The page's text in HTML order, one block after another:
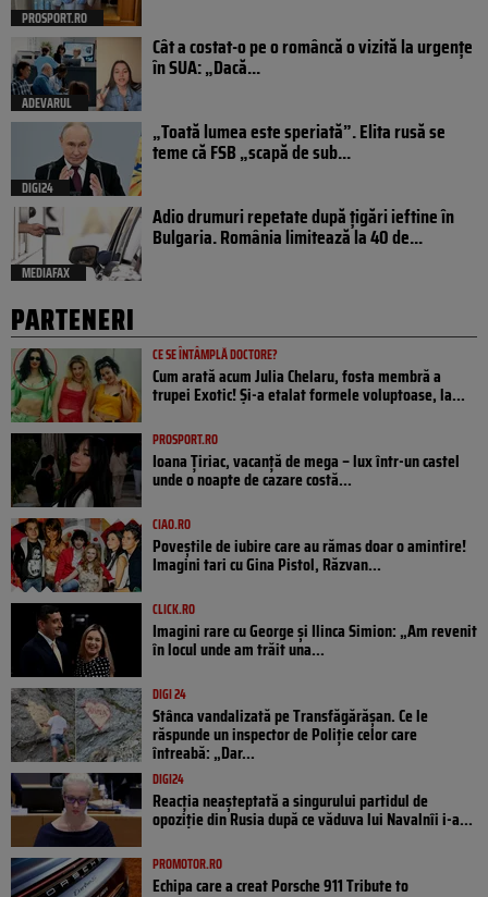
PROSPORT.RO
ADEVARUL
Cât a costat-o pe o româncă o vizită la urgențe
în SUA: „Dacă...
DIGI24
„Toată lumea este speriată”. Elita rusă se
teme că FSB „scapă de sub...
MEDIAFAX
Adio drumuri repetate după țigări ieftine în
Bulgaria. România limitează la 40 de...
PARTENERI
CE SE ÎNTÂMPLĂ DOCTORE?
Cum arată acum Julia Chelaru, fosta membră a
trupei Exotic! Și-a etalat formele voluptoase, la...
PROSPORT.RO
Ioana Țiriac, vacanță de mega – lux într-un castel
unde o noapte de cazare costă...
CIAO.RO
Poveştile de iubire care au rămas doar o amintire!
Imagini tari cu Gina Pistol, Răzvan...
CLICK.RO
Imagini rare cu George și Ilinca Simion: „Am revenit
în locul unde am trăit una...
DIGI 24
Stânca vandalizată pe Transfăgărășan. Ce le
răspunde un inspector de Poliție celor care
întreabă: „Dar...
DIGI24
Reacția neașteptată a singurului partidul de
opoziţie din Rusia după ce văduva lui Navalnîi i-a...
PROMOTOR.RO
Echipa care a creat Porsche 911 Tribute to